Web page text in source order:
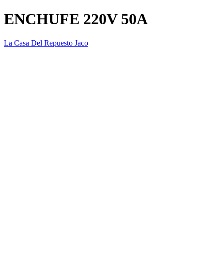
ENCHUFE 220V 50A
La Casa Del Repuesto Jaco